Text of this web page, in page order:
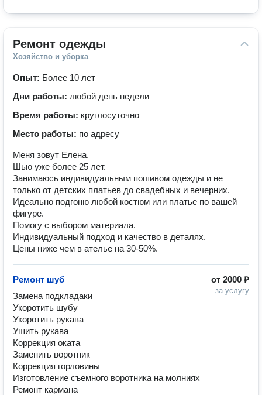
Ремонт одежды
Хозяйство и уборка
Опыт: Более 10 лет
Дни работы: любой день недели
Время работы: круглосуточно
Место работы: по адресу
Меня зовут Елена.
Шью уже более 25 лет.
Занимаюсь индивидуальным пошивом одежды и не
только от детских платьев до свадебных и вечерних.
Идеально подгоню любой костюм или платье по вашей
фигуре.
Помогу с выбором материала.
Индивидуальный подход и качество в деталях.
Цены ниже чем в ателье на 30-50%.
от 2000 ₽
за услугу
Ремонт шуб
Замена подкладаки
Укоротить шубу
Укоротить рукава
Ушить рукава
Коррекция оката
Заменить воротник
Коррекция горловины
Изготовление съемного воротника на молниях
Ремонт кармана